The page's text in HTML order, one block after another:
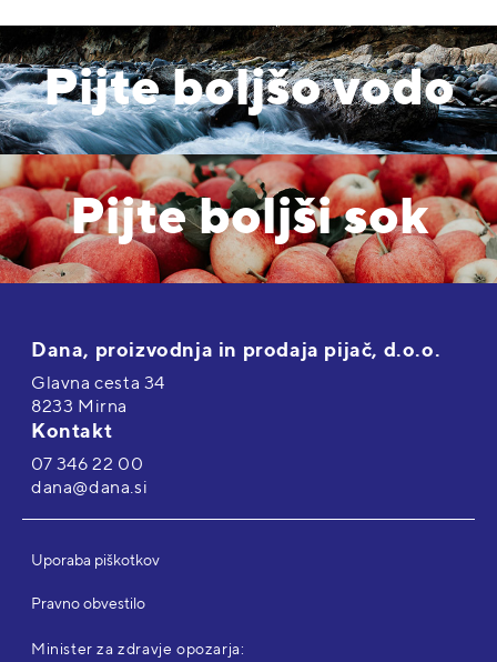
Pijte boljšo vodo
Pijte boljši sok
Dana, proizvodnja in prodaja pijač, d.o.o.
Glavna cesta 34
8233 Mirna
Kontakt
07 346 22 00
dana@dana.si
Uporaba piškotkov
Pravno obvestilo
Minister za zdravje opozarja: